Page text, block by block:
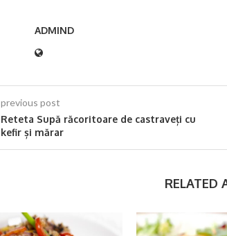
ADMIND
previous post
Reteta Supă răcoritoare de castraveți cu
kefir și mărar
RELATED